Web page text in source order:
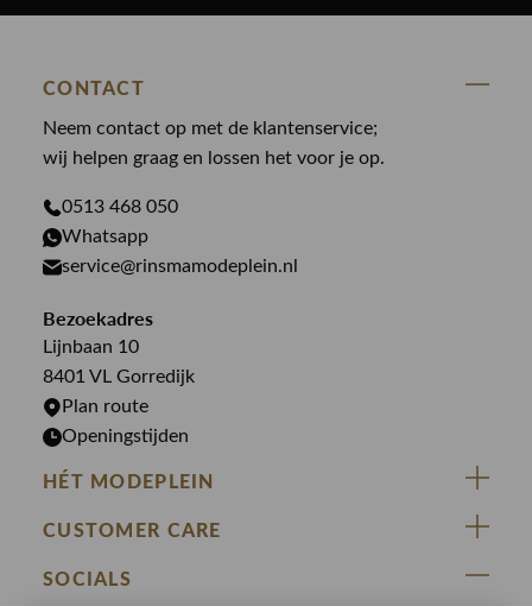
Paul en Shark
Genti
PME Legend
Butcher of Blue
Bekijk alle merken >
Blouses
Broeken
Gilets
Jassen
Jeans
Jurken
Rokken
Broeken
Colberts
Giftcards
Jassen
Overhemden
T-shirts
CONTACT
Neem contact op met de klantenservice;
wij helpen graag en lossen het voor je op.
0513 468 050
Whatsapp
service@rinsmamodeplein.nl
Bezoekadres
Lijnbaan 10
8401 VL Gorredijk
Plan route
Openingstijden
HÉT MODEPLEIN
ZIJ VAN RINSMA
DE HEEREN VAN RINSMA
CUSTOMER CARE
Veelgestelde vragen
SOCIALS